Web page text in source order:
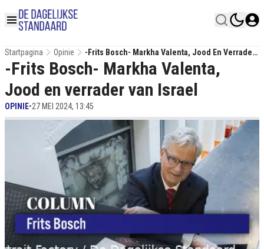
Startpagina Opinie
-Frits Bosch- Markha Valenta, Jood En Verrader
Van Israel
-Frits Bosch- Markha Valenta,
Jood en verrader van Israel
OPINIE•27 MEI 2024, 13:45